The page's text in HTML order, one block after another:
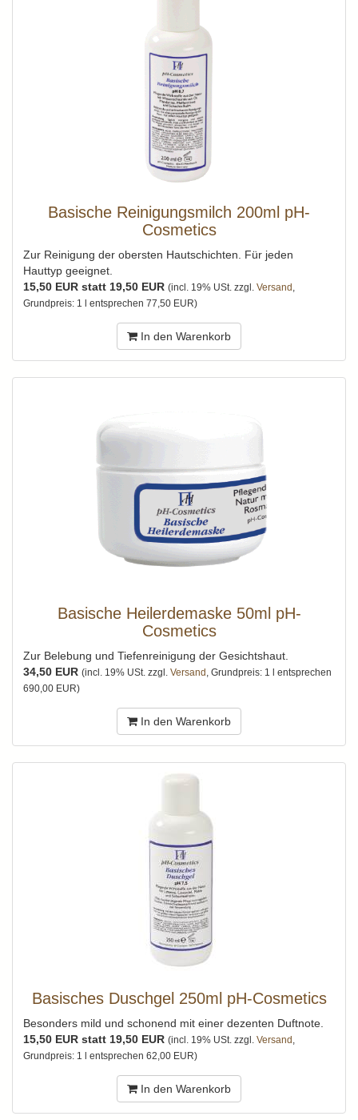
Basische Reinigungsmilch 200ml pH-
Cosmetics
Zur Reinigung der obersten Hautschichten. Für jeden
Hauttyp geeignet.
15,50 EUR statt 19,50 EUR (incl. 19% USt. zzgl. Versand ,
Grundpreis: 1 l entsprechen 77,50 EUR)
In den Warenkorb
Basische Heilerdemaske 50ml pH-
Cosmetics
Zur Belebung und Tiefenreinigung der Gesichtshaut.
34,50 EUR (incl. 19% USt. zzgl. Versand , Grundpreis: 1 l entsprechen
690,00 EUR)
In den Warenkorb
Basisches Duschgel 250ml pH-Cosmetics
Besonders mild und schonend mit einer dezenten Duftnote.
15,50 EUR statt 19,50 EUR (incl. 19% USt. zzgl. Versand ,
Grundpreis: 1 l entsprechen 62,00 EUR)
In den Warenkorb